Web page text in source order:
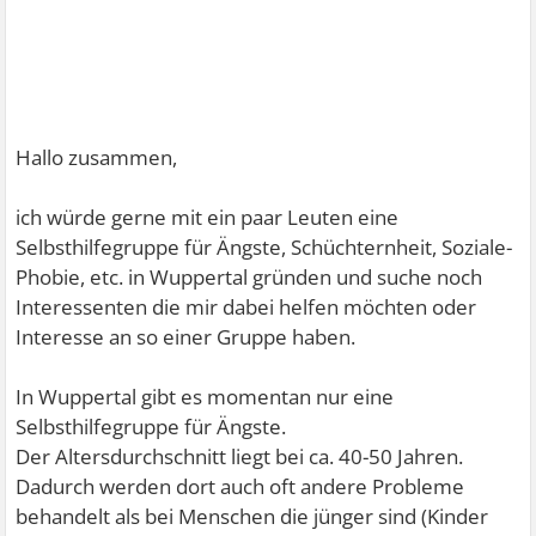
Hallo zusammen,
ich würde gerne mit ein paar Leuten eine
Selbsthilfegruppe für Ängste, Schüchternheit, Soziale-
Phobie, etc. in Wuppertal gründen und suche noch
Interessenten die mir dabei helfen möchten oder
Interesse an so einer Gruppe haben.
In Wuppertal gibt es momentan nur eine
Selbsthilfegruppe für Ängste.
Der Altersdurchschnitt liegt bei ca. 40-50 Jahren.
Dadurch werden dort auch oft andere Probleme
behandelt als bei Menschen die jünger sind (Kinder